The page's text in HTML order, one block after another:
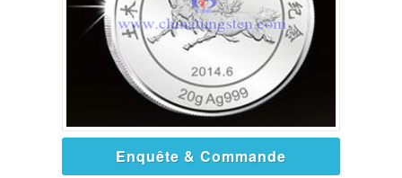
Enquête & Commande